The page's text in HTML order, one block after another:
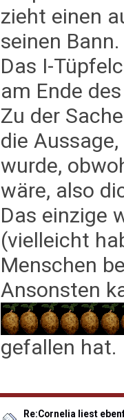
zieht einen
seinen Bann.
Das I-
am Ende
Zu der
die
wurde,
wäre, also
Das einzige
(vielleicht
Menschen
Ansonsten
gefallen hat.
Re:Cornelia liest